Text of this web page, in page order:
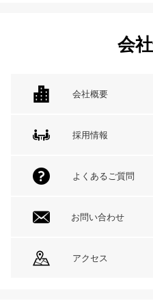
会
会社概要
採用情報
よくあるご質問
お問い合わせ
アクセス